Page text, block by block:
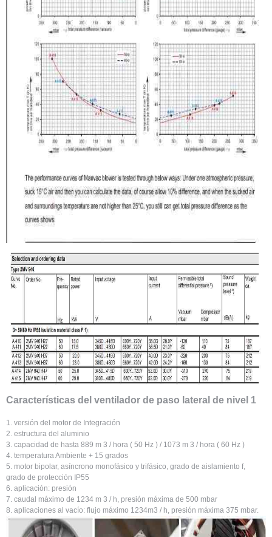
Características del ventilador de paso lateral de nivel 1
1. versión del motor de Integración
2. estructura del aluminio
3. capacidad de hasta 889 m 3 / hora ( 50 Hz ) / 1073 m 3 / hora ( 60 Hz )
4. temperatura Ambiente + 15 grados
5. motor bipolar, asíncrono monofásico y trifásico, grado de aislamiento f,
grado de protección IP55
6. aplicación: presión
7. caudal máximo de 1234 m 3 / h, presión máxima de 500 mbar
8. aplicaciones al vacío: flujo máximo 1234m3 / h, presión máxima 375 mbar.